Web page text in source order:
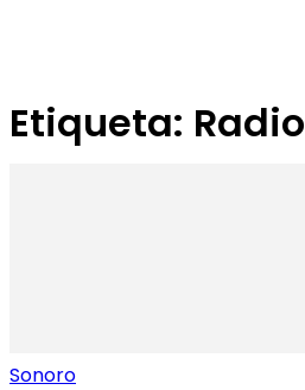
Etiqueta: Radio
Sonoro